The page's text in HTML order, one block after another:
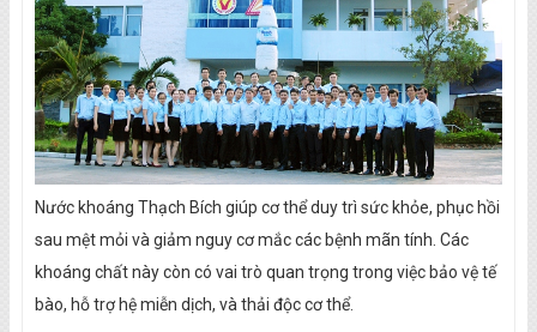
Nước khoáng Thạch Bích giúp cơ thể duy trì sức khỏe, phục hồi
sau mệt mỏi và giảm nguy cơ mắc các bệnh mãn tính. Các
khoáng chất này còn có vai trò quan trọng trong việc bảo vệ tế
bào, hỗ trợ hệ miễn dịch, và thải độc cơ thể.